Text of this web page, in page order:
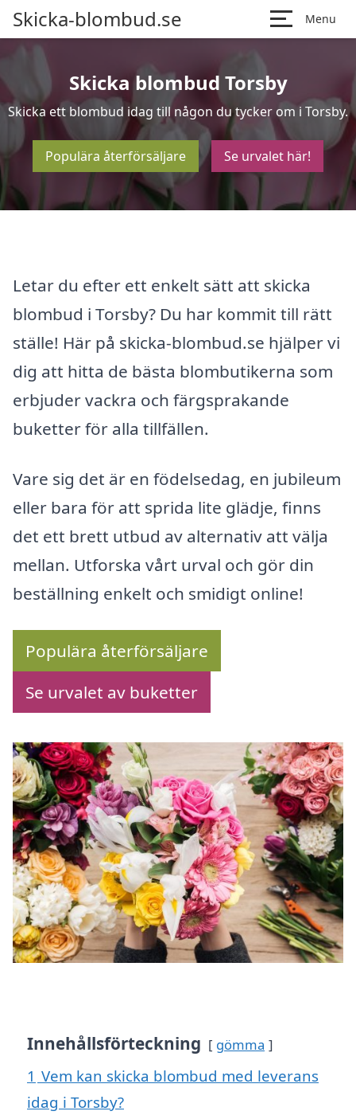
Skicka-blombud.se Menu
Skicka blombud Torsby
Skicka ett blombud idag till någon du tycker om i Torsby.
Populära återförsäljare Se urvalet här!
Letar du efter ett enkelt sätt att skicka
blombud i Torsby? Du har kommit till rätt
ställe! Här på skicka-blombud.se hjälper vi
dig att hitta de bästa blombutikerna som
erbjuder vackra och färgsprakande
buketter för alla tillfällen.
Vare sig det är en födelsedag, en jubileum
eller bara för att sprida lite glädje, finns
det ett brett utbud av alternativ att välja
mellan. Utforska vårt urval och gör din
beställning enkelt och smidigt online!
Populära återförsäljare
Se urvalet av buketter
Innehållsförteckning gömma
1 Vem kan skicka blombud med leverans
idag i Torsby?